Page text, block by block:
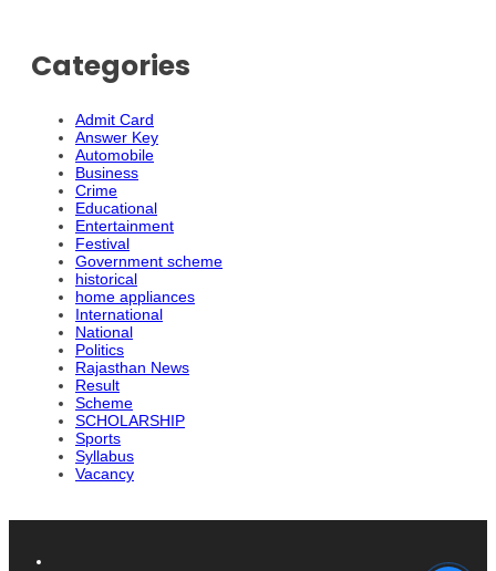
Categories
Admit Card
Answer Key
Automobile
Business
Crime
Educational
Entertainment
Festival
Government scheme
historical
home appliances
International
National
Politics
Rajasthan News
Result
Scheme
SCHOLARSHIP
Sports
Syllabus
Vacancy